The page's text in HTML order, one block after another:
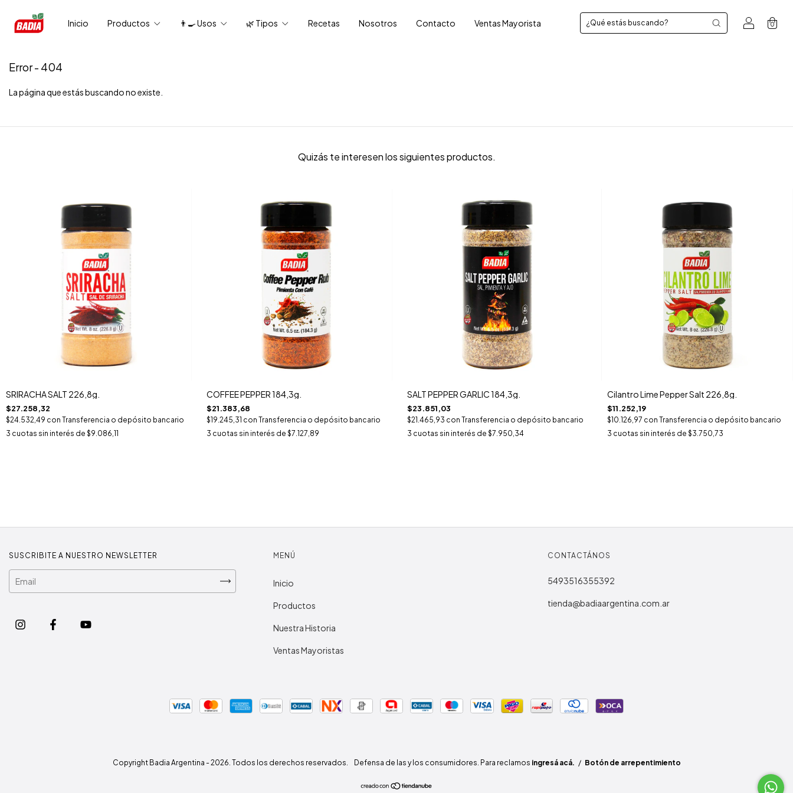
Inicio Productos 👨‍🍳 Usos 🌿 Tipos Recetas Nosotros Contacto Ventas Mayorista 0
Error - 404
La página que estás buscando no existe.
Quizás te interesen los siguientes productos.
SRIRACHA SALT 226,8g.
$27.258,32
$24.532,49 con Transferencia o depósito bancario
3 cuotas sin interés de $9.086,11
COFFEE PEPPER 184,3g.
$21.383,68
$19.245,31 con Transferencia o depósito bancario
3 cuotas sin interés de $7.127,89
SALT PEPPER GARLIC 184,3g.
$23.851,03
$21.465,93 con Transferencia o depósito bancario
3 cuotas sin interés de $7.950,34
Cilantro Lime Pepper Salt 226,8g.
$11.252,19
$10.126,97 con Transferencia o depósito bancario
3 cuotas sin interés de$3.750,73
SUSCRIBITE A NUESTRO NEWSLETTER MENÚ
Inicio
Productos
Nuestra Historia
Ventas Mayoristas
CONTACTÁNOS
5493516355392
tienda@badiaargentina.com.ar
Copyright Badia Argentina - 2026. Todos los derechos reservados. Defensa de las y los consumidores. Para reclamos ingresá acá. / Botón de arrepentimiento